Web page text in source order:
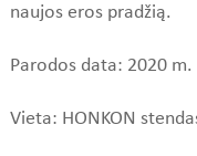
naujos eros pradžią.
Parodos data: 2020 m.
Vieta: HONKON